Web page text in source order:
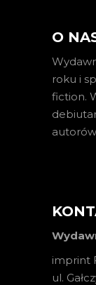
O
roku i
fiction.
autorów
imprint
ul.